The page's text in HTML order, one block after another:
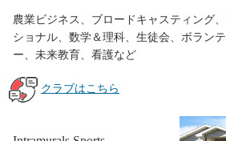
農業ビジネス、ブロードキャスティング
ショナル、数学＆理科、生徒会、ボラン
ー、未来教育、看護など
クラブはこちら